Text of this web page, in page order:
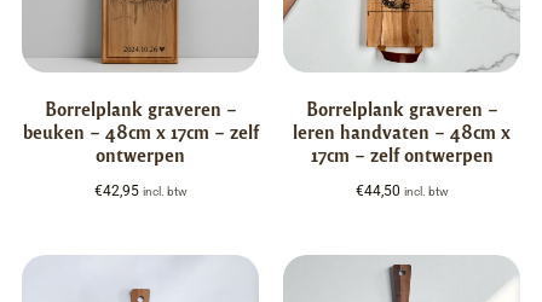
Borrelplank graveren –
beuken – 48cm x 17cm – zelf
ontwerpen
€42,95 incl. btw
Borrelplank graveren –
leren handvaten – 48cm x
17cm – zelf ontwerpen
€44,50 incl. btw